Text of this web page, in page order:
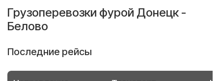
Грузоперевозки фурой Донецк -
Белово
Последние рейсы